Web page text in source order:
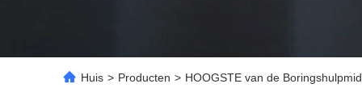
Huis > Producten > HOOGSTE van de